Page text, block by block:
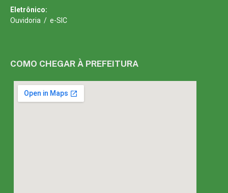
Eletrônico:
Ouvidoria / e-SIC
COMO CHEGAR À PREFEITURA